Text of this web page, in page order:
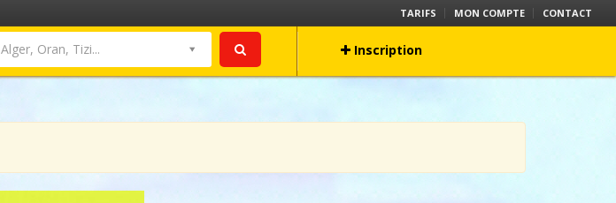
TARIFS MON COMPTE CONTACT
Inscription
Alger, Oran, Tizi...